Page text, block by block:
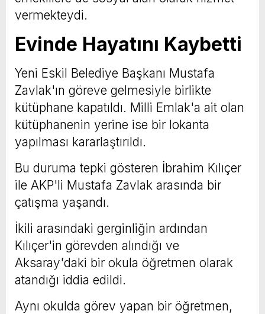
vermekteydi.
Evinde Hayatını Kaybetti
Yeni Eskil Belediye Başkanı Mustafa
Zavlak'ın göreve gelmesiyle birlikte
kütüphane kapatıldı. Milli Emlak'a ait olan
kütüphanenin yerine ise bir lokanta
yapılması kararlaştırıldı.
Bu duruma tepki gösteren İbrahim Kılıçer
ile AKP'li Mustafa Zavlak arasında bir
çatışma yaşandı.
İkili arasındaki gerginliğin ardından
Kılıçer'in görevden alındığı ve
Aksaray'daki bir okula öğretmen olarak
atandığı iddia edildi.
Aynı okulda görev yapan bir öğretmen,